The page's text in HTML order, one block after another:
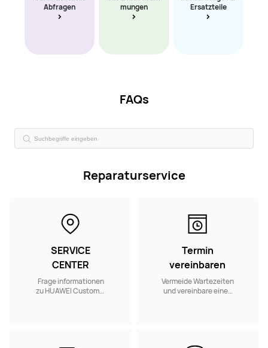
Abfragen
mungen
Ersatzteile
FAQs
Reparaturservice
SERVICE
CENTER
Frage informationen
zu HUAWEI Customer
Termin
vereinbaren
Vermeide Wartezeiten
und vereinbare einen